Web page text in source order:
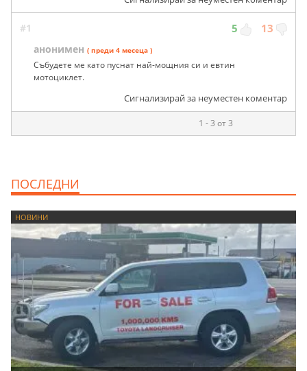
#1 5 13
анонимен ( преди 4 месеца )
Събудете ме като пуснат най-мощния си и евтин
мотоциклет.
Сигнализирай за неуместен коментар
1 - 3 от 3
ПОСЛЕДНИ
НОВИНИ